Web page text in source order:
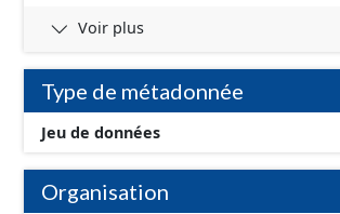
Voir plus
Type de métadonnée
Jeu de données
Organisation